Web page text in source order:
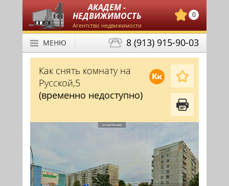
АКАДЕМ -
НЕДВИЖИМОСТЬ
Агентство недвижимости
0
8 (913) 915-90-03
МЕНЮ
Кк
Как снять комнату на
Русской,5
(временно недоступно)